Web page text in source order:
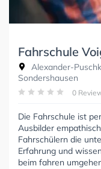
Fahrschule
Alexander-
Sondershausen
0
Die Fahrschule ist
Ausbilder
Fahrschülern die
Erfahrung und
beim fahren